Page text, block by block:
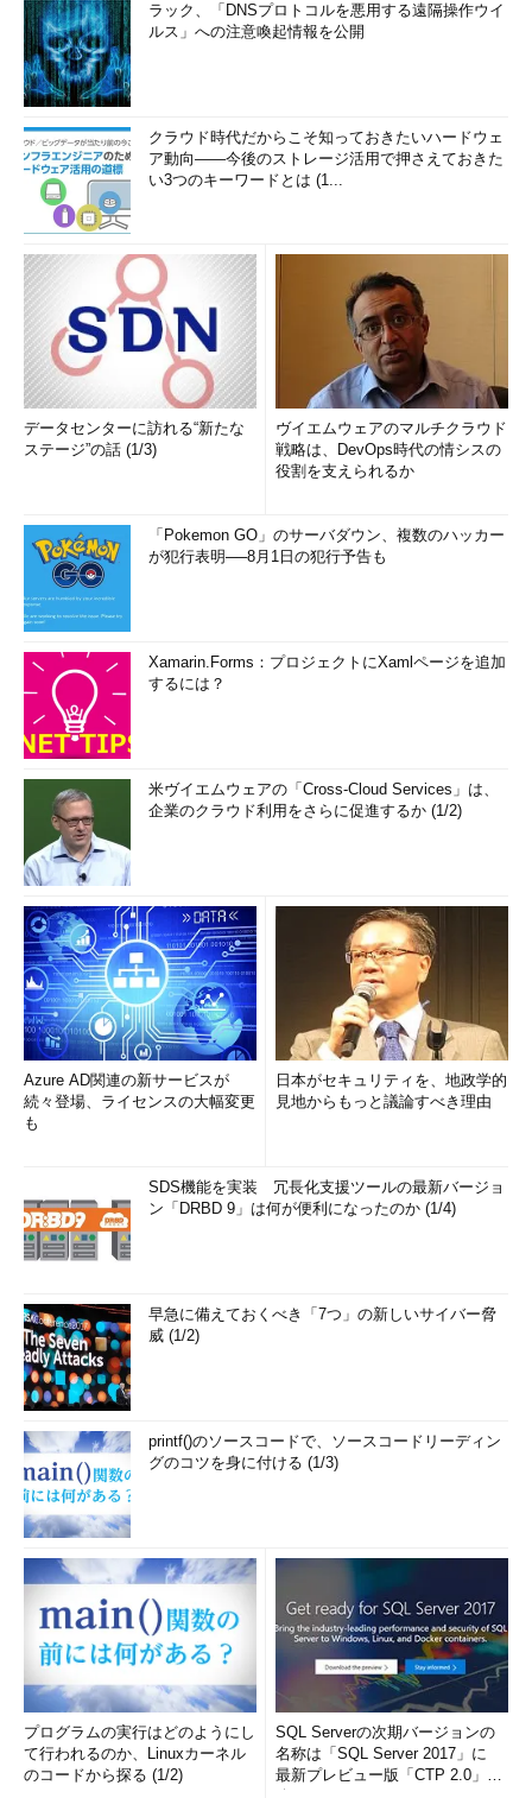
ラック、「DNSプロトコルを悪用する遠隔操作ウイ
ルス」への注意喚起情報を公開
クラウド時代だからこそ知っておきたいハードウェ
ア動向――今後のストレージ活用で押さえておきた
い3つのキーワードとは (1...
データセンターに訪れる“新たな
ステージ”の話 (1/3)
ヴイエムウェアのマルチクラウド
戦略は、DevOps時代の情シスの
役割を支えられるか
「Pokemon GO」のサーバダウン、複数のハッカー
が犯行表明──8月1日の犯行予告も
Xamarin.Forms：プロジェクトにXamlページを追加
するには？
米ヴイエムウェアの「Cross-Cloud Services」は、
企業のクラウド利用をさらに促進するか (1/2)
Azure AD関連の新サービスが
続々登場、ライセンスの大幅変更
も
日本がセキュリティを、地政学的
見地からもっと議論すべき理由
SDS機能を実装 冗長化支援ツールの最新バージョ
ン「DRBD 9」は何が便利になったのか (1/4)
早急に備えておくべき「7つ」の新しいサイバー脅
威 (1/2)
printf()のソースコードで、ソースコードリーディン
グのコツを身に付ける (1/3)
プログラムの実行はどのようにし
て行われるのか、Linuxカーネル
のコードから探る (1/2)
SQL Serverの次期バージョンの
名称は「SQL Server 2017」に
最新プレビュー版「CTP 2.0」を